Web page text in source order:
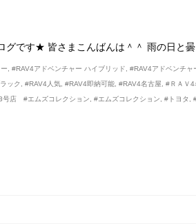
グです★ 皆さまこんばんは＾＾ 雨の日と
,#RAV4アドベンチャー ハイブリッド ,#RAV4アドベンチャ
ック ,#RAV4人気 ,#RAV4即納可能 ,#RAV4名古屋 ,#ＲＡＶ4
号店 #エムズコレクション ,#エムズコレクション ,#トヨタ ,